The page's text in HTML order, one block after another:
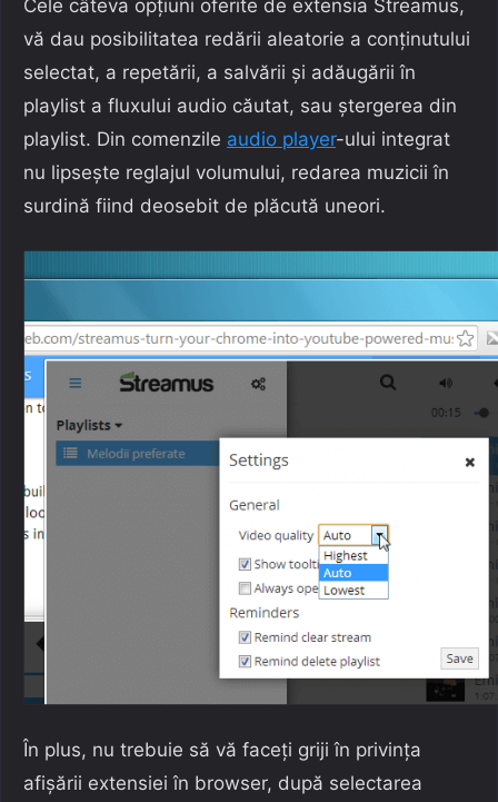
Cele câteva opțiuni oferite de extensia Streamus,
vă dau posibilitatea redării aleatorie a conținutului
selectat, a repetării, a salvării și adăugării în
playlist a fluxului audio căutat, sau ștergerea din
playlist. Din comenzile audio player-ului integrat
nu lipsește reglajul volumului, redarea muzicii în
surdină fiind deosebit de plăcută uneori.
În plus, nu trebuie să vă faceți griji în privința
afișării extensiei în browser, după selectarea